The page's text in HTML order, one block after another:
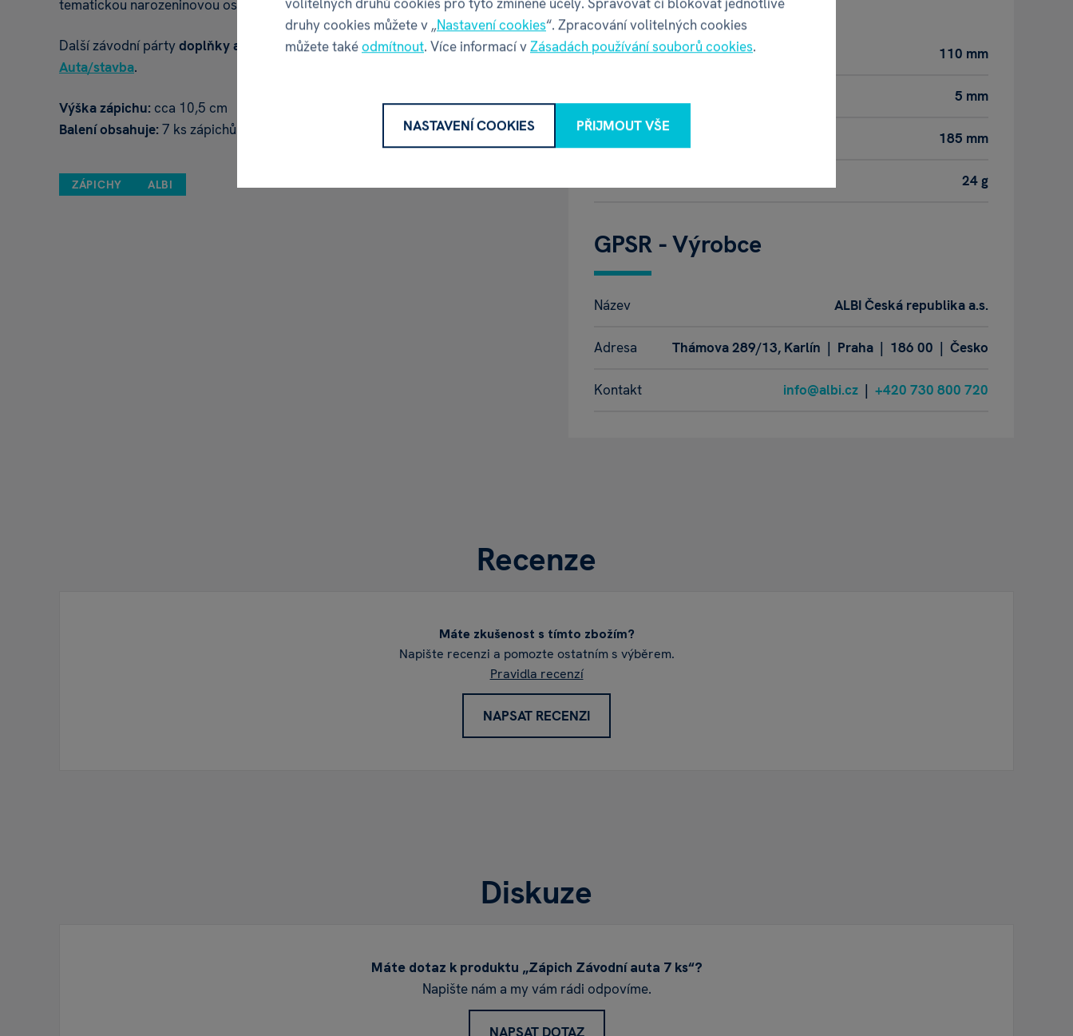
tematickou narozeninovou oslavu nebo párty!
Další závodní pártydoplňky a dekoracenajdete v naší kategorii
Auta/stavba.
Výška zápichu: cca 10,5 cm
Balení obsahuje: 7 ks zápichů s dřevěnými špejlemi
ZÁPICHY ALBI
Šířka balení 110 mm
5 mm
185 mm
24 g
GPSR - Výrobce
Název ALBI Česká republika a.s.
Adresa Thámova 289/13, Karlín | Praha | 186 00 | Česko
Kontakt info@albi.cz | +420 730 800 720
Recenze
Máte zkušenost s tímto zbožím?
Napište recenzi a pomozte ostatním s výběrem.
Pravidla recenzí
NAPSAT RECENZI
Diskuze
Máte dotaz k produktu „Zápich Závodní auta 7 ks“?
Napište nám a my vám rádi odpovíme.
NAPSAT DOTAZ
druhy cookies můžete v „Nastavení cookies“. Zpracování volitelných cookies
můžete takéodmítnout. Více informací vZásadách používání souborů cookies.
NASTAVENÍ COOKIES PŘIJMOUT VŠE